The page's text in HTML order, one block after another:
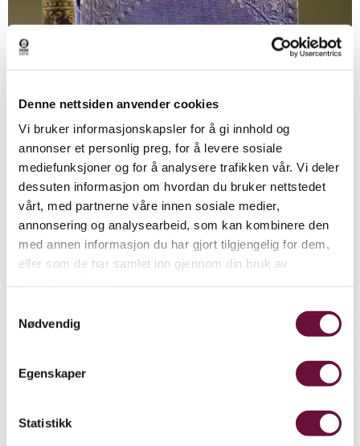
Denne nettsiden anvender cookies
Vi bruker informasjonskapsler for å gi innhold og
annonser et personlig preg, for å levere sosiale
mediefunksjoner og for å analysere trafikken vår. Vi deler
dessuten informasjon om hvordan du bruker nettstedet
vårt, med partnerne våre innen sosiale medier,
annonsering og analysearbeid, som kan kombinere den
med annen informasjon du har gjort tilgjengelig for dem,
eller som de har samlet inn gjennom din bruk av
Nødvendig
Egenskaper
Statistikk